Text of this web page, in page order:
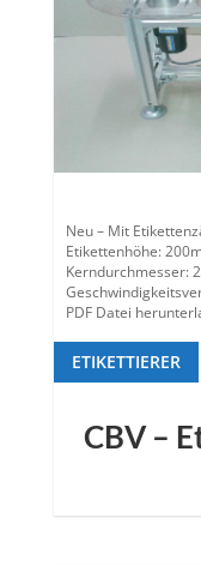
Neu – Mit
Etikettenhöhe:
Kerndurchmesser:
PDF Datei
CBV –
ETIKETTIERER